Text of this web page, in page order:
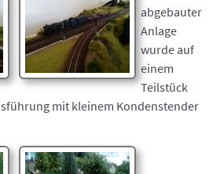
abgebauter
Anlage
wurde auf
einem
Teilstück
mit kleinem Kondenstender